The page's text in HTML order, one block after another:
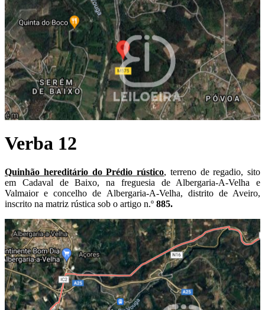
Verba 12
Quinhão hereditário do Prédio rústico, terreno de regadio, sito
em Cadaval de Baixo, na freguesia de Albergaria-A-Velha e
Valmaior e concelho de Albergaria-A-Velha, distrito de Aveiro,
inscrito na matriz rústica sob o artigo n.º 885.